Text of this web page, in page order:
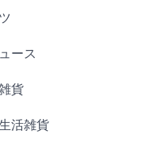
ース
貨
活雑貨